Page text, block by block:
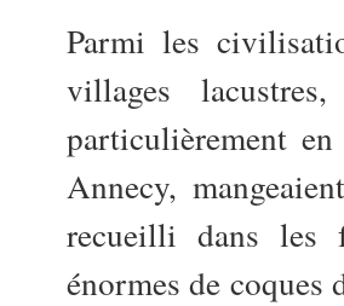
Parmi les
villages
particulièrement
Annecy,
recueilli dans les
énormes de coques